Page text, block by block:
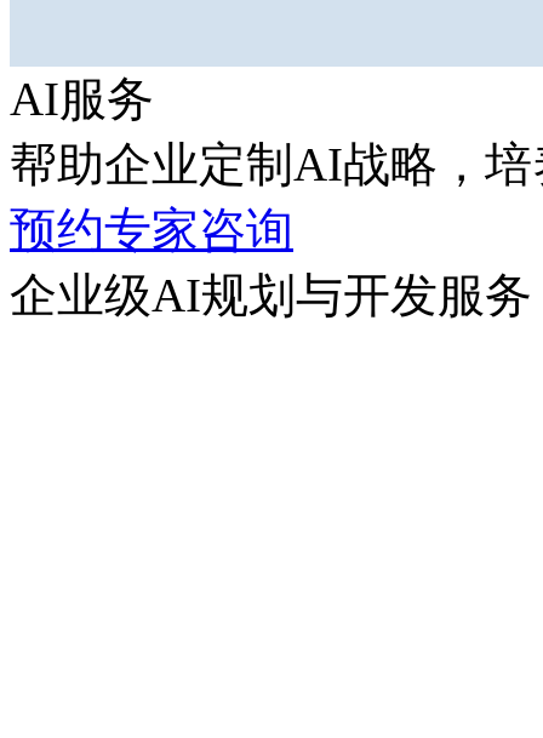
AI服务
帮助企业定制AI战略，
预约专家咨询
企业级AI规划与开发服务